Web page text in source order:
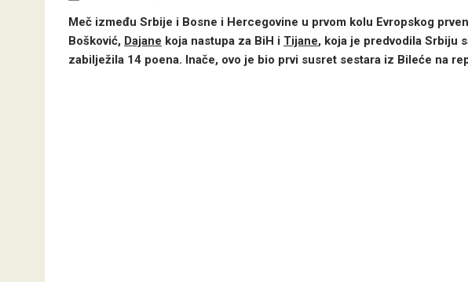
Meč između Srbije i Bosne i Hercegovine u prvom kolu Evropskog
Bošković, Dajane koja nastupa za BiH i Tijane, koja je predvodila Srbiju
zabilježila 14 poena. Inače, ovo je bio prvi susret sestara iz Bileće na